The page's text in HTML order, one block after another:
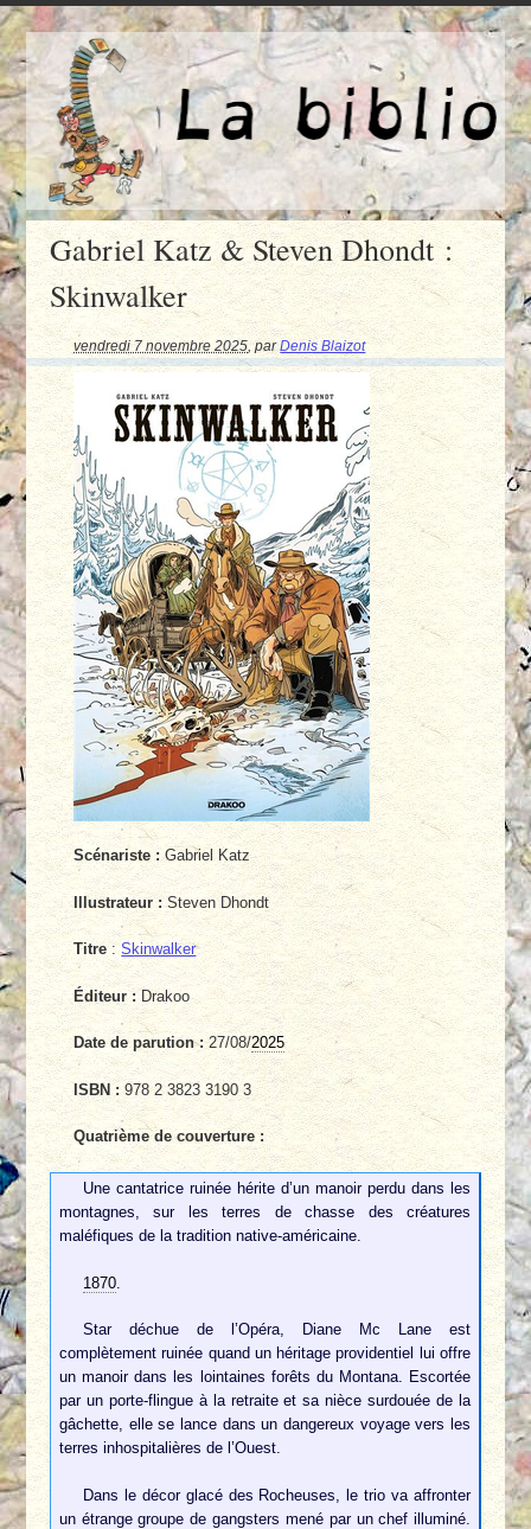
Gabriel Katz & Steven Dhondt :
Skinwalker
vendredi 7 novembre 2025 ,parDenis Blaizot
Scénariste : Gabriel Katz
Illustrateur :Steven Dhondt
Titre :Skinwalker
Éditeur : Drakoo
Date de parution : 27/08/2025
ISBN : 978 2 3823 3190 3
Quatrième de couverture :
Une cantatrice ruinée hérite d’un manoir perdu dans les
montagnes, sur les terres de chasse des créatures
maléfiques de la tradition native-américaine.
1870.
Star déchue de l’Opéra, Diane Mc Lane est
complètement ruinée quand un héritage providentiel lui offre
un manoir dans les lointaines forêts du Montana. Escortée
par un porte-flingue à la retraite et sa nièce surdouée de la
gâchette, elle se lance dans un dangereux voyage vers les
terres inhospitalières de l’Ouest.
Dans le décor glacé des Rocheuses, le trio va affronter
un étrange groupe de gangsters mené par un chef illuminé.